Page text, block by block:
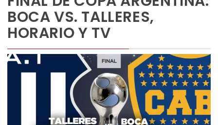
BOCA VS. TALLERES,
HORARIO Y TV